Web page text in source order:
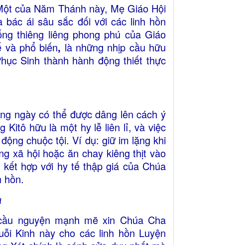
của Năm Thánh này, Mẹ Giáo Hội
ái sâu sắc đối với các linh hồn
thiêng liêng phong phú của Giáo
và phổ biến, là những nhịp cầu hữu
Sinh thành hành động thiết thực
ngày có thể được dâng lên cách ý
Kitô hữu là một hy lễ liên lỉ, và việc
chuộc tội. Ví dụ: giữ im lặng khi
xã hội hoặc ăn chay kiêng thịt vào
hợp với hy tế thập giá của Chúa
hồn.
nguyện mạnh mẽ xin Chúa Cha
Kinh này cho các linh hồn Luyện